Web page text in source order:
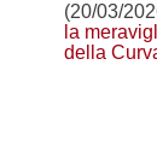
(20/03/
la
della